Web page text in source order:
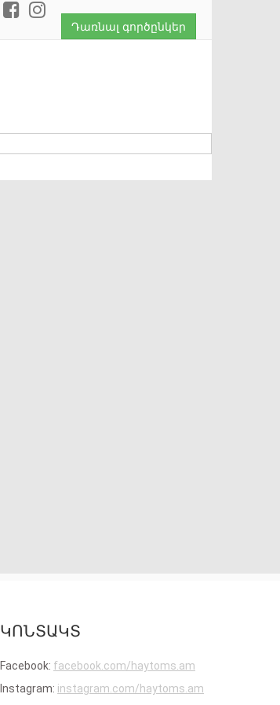
Դառնալ գործընկեր
ԿՈՆՏԱԿՏ
Facebook: facebook.com/haytoms.am
Instagram: instagram.com/haytoms.am